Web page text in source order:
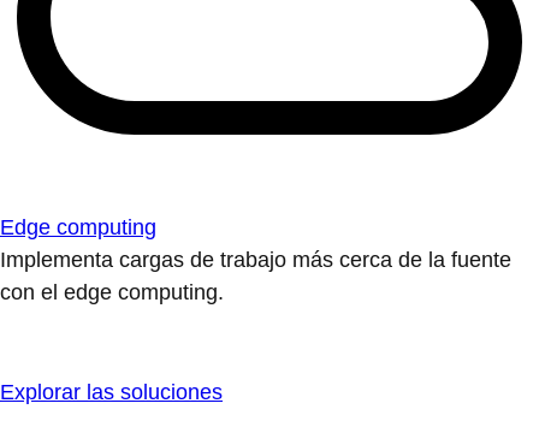
Edge computing
Implementa cargas de trabajo más cerca de la fuente
con el edge computing.
Explorar las soluciones